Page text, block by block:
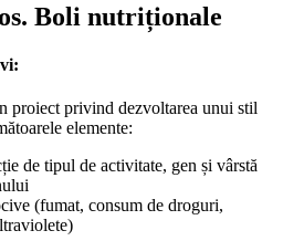
Boli nutriționale
proiect privind dezvoltarea unui stil
elemente:
de tipul de activitate, gen și vârstă
(fumat, consum de droguri,